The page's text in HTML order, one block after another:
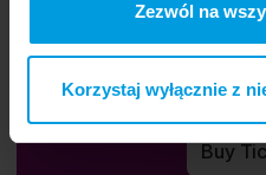
Zezwól na
Korzystaj wyłącznie z
Buy
Buy
Buy